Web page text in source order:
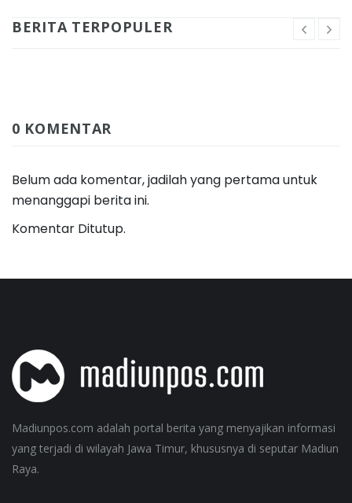
BERITA TERPOPULER
0 KOMENTAR
Belum ada komentar, jadilah yang pertama untuk
menanggapi berita ini.
Komentar Ditutup.
Madiunpos.com adalah portal berita yang menyajikan informasi
yang terjadi di wilayah Jawa Timur, khususnya di seputar Madiun
Raya.